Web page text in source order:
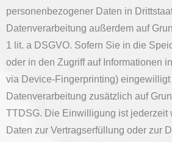
personenbezogener Daten in
Datenverarbeitung außerdem auf
1 lit. a DSGVO. Sofern Sie in die
oder in den Zugriff auf Informationen
via Device-Fingerprinting) eingewilligt
Datenverarbeitung zusätzlich auf
TTDSG. Die Einwilligung ist jederzeit
Daten zur Vertragserfüllung oder zur